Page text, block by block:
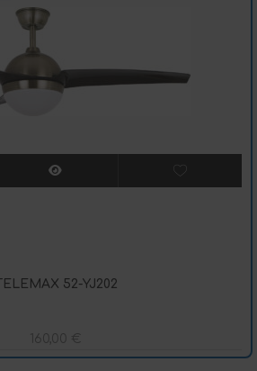
TELEMAX 52-YJ202
160,00 €